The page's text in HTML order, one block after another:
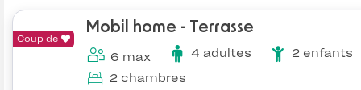
Coup de
Mobil home - Terrasse
6 max 4 adultes
2 enfants
2 chambres